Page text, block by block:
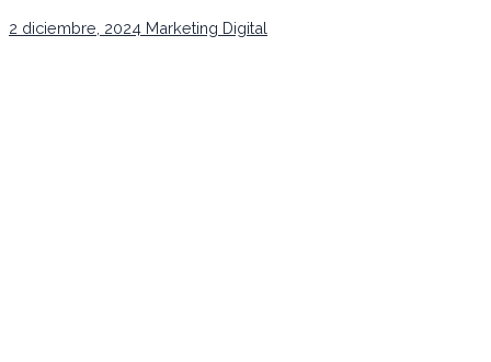
2 diciembre, 2024 Marketing Digital